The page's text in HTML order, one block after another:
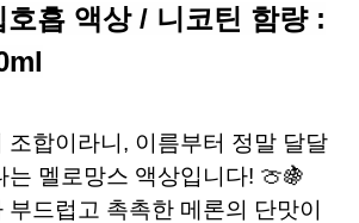
흡 액상 / 니코틴 함량 :
조합이라니, 이름부터 정말 달달
는 멜로망스 액상입니다! 🍈🍇
부드럽고 촉촉한 메론의 단맛이